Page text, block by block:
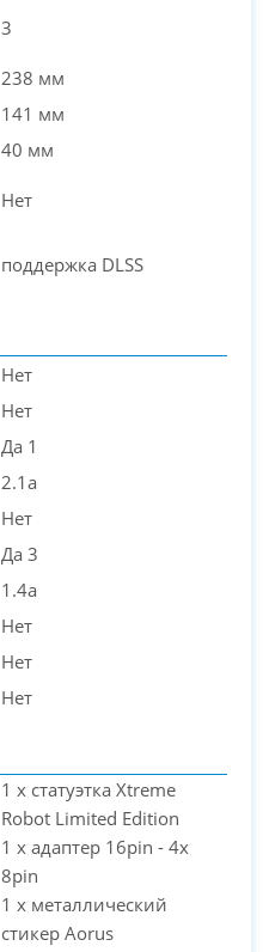
3
238 мм
141 мм
40 мм
Нет
поддержка DLSS
Нет
Нет
Да 1
2.1a
Нет
Да 3
1.4a
Нет
Нет
Нет
1 x статуэтка Xtreme
Robot Limited Edition
1 x адаптер 16pin - 4x
8pin
1 x металлический
стикер Aorus